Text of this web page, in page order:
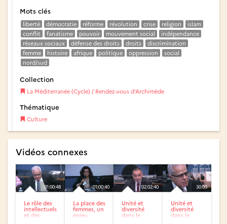
Mots clés
liberté démocratie réforme révolution crise religion
islam
conflit
fanatisme pouvoir mouvement social
indépendance
réseaux sociaux
défense des droits droits
discrimination
femme
histoire afrique politique oppression
social
nord/sud
Collection
La Méditerranée (Cycle) / Rendez-vous d’Archimède
Thématique
Culture
Vidéos connexes
01:00:48
Le rôle des
intellectuels
et des
01:00:40
La place des
femmes, un
enjeu
02:02:40
Unité et
diversité
dans le
30:03
Unité et
diversité
dans le